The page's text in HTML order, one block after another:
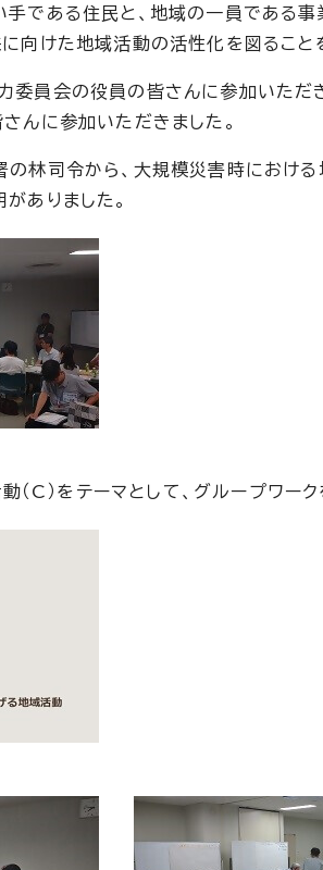
である住民と、地域の一員である
向けた地域活動の活性化を図ること
委員会の役員の皆さんに参加いただ
んに参加いただきました。
林司令から、大規模災害時におけ
ありました。
（C）をテーマとして、グループワー